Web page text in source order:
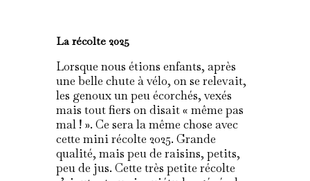
La récolte 2025
Lorsque nous étions enfants, après
une belle chute à vélo, on se relevait,
les genoux un peu écorchés, vexés
mais tout fiers on disait « même pas
mal ! ». Ce sera la même chose avec
cette mini récolte 2025. Grande
qualité, mais peu de raisins, petits,
peu de jus. Cette très petite récolte